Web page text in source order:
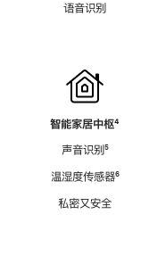
语音识别
智能家居中枢脚
⁴
声音识别脚
⁵
温湿度传感器脚
⁶
私密又安全